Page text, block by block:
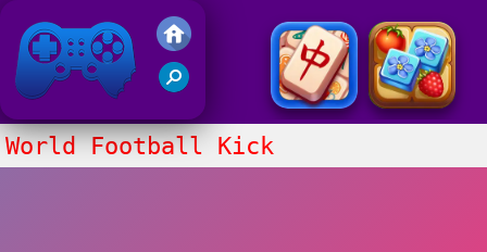
Juegos Friv 2020
World Football Kick